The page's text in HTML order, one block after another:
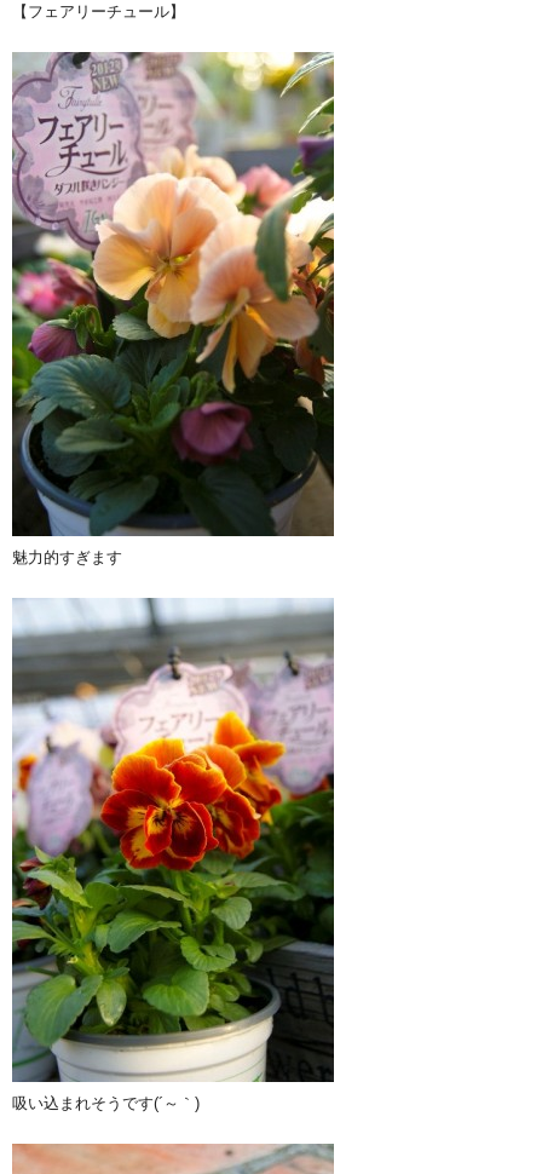
【フェアリーチュール】
魅力的すぎます
吸い込まれそうです(´～｀)